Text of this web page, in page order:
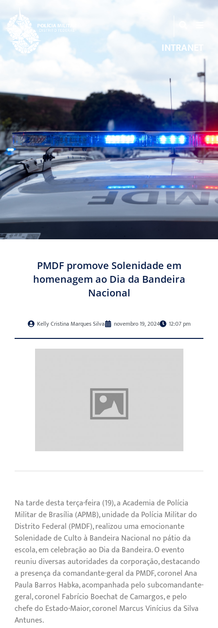
INTRANET
PMDF promove Solenidade em
homenagem ao Dia da Bandeira
Nacional
Kelly Cristina Marques Silva novembro 19, 2024 12:07 pm
Na tarde desta terça-feira (19), a Academia de Polícia
Militar de Brasília (APMB), unidade da Polícia Militar do
Distrito Federal (PMDF), realizou uma emocionante
Solenidade de Culto à Bandeira Nacional no pátio da
escola, em celebração ao Dia da Bandeira. O evento
reuniu diversas autoridades da corporação, destacando
a presença da comandante-geral da PMDF, coronel Ana
Paula Barros Habka, acompanhada pelo subcomandante-
geral, coronel Fabrício Boechat de Camargos, e pelo
chefe do Estado-Maior, coronel Marcus Vinícius da Silva
Antunes.